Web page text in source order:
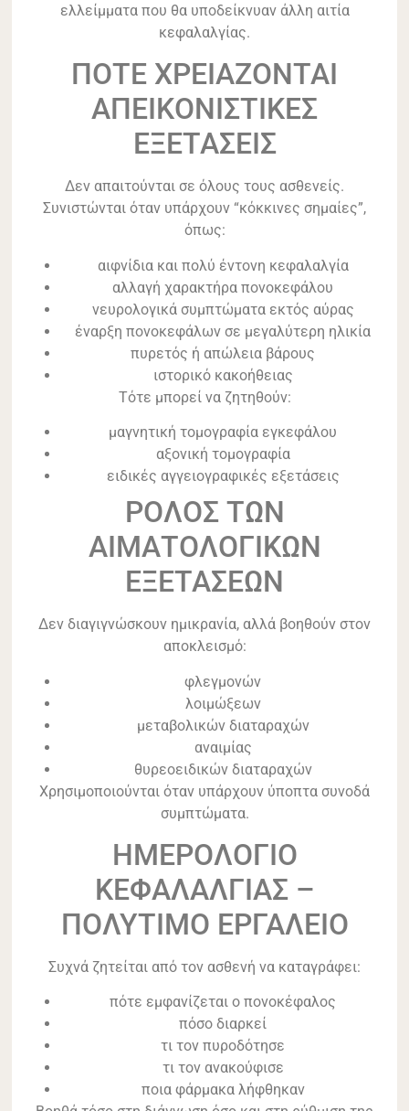
ελλείμματα που θα υποδείκνυαν άλλη αιτία
κεφαλαλγίας.
ΠΟΤΕ ΧΡΕΙΑΖΟΝΤΑΙ
ΑΠΕΙΚΟΝΙΣΤΙΚΕΣ
ΕΞΕΤΑΣΕΙΣ
Δεν απαιτούνται σε όλους τους ασθενείς.
Συνιστώνται όταν υπάρχουν “κόκκινες σημαίες”,
όπως:
αιφνίδια και πολύ έντονη κεφαλαλγία
αλλαγή χαρακτήρα πονοκεφάλου
νευρολογικά συμπτώματα εκτός αύρας
έναρξη πονοκεφάλων σε μεγαλύτερη ηλικία
πυρετός ή απώλεια βάρους
ιστορικό κακοήθειας
Τότε μπορεί να ζητηθούν:
μαγνητική τομογραφία εγκεφάλου
αξονική τομογραφία
ειδικές αγγειογραφικές εξετάσεις
ΡΟΛΟΣ ΤΩΝ
ΑΙΜΑΤΟΛΟΓΙΚΩΝ
ΕΞΕΤΑΣΕΩΝ
Δεν διαγιγνώσκουν ημικρανία, αλλά βοηθούν στον
αποκλεισμό:
φλεγμονών
λοιμώξεων
μεταβολικών διαταραχών
αναιμίας
θυρεοειδικών διαταραχών
Χρησιμοποιούνται όταν υπάρχουν ύποπτα συνοδά
συμπτώματα.
ΗΜΕΡΟΛΟΓΙΟ
ΚΕΦΑΛΑΛΓΙΑΣ –
ΠΟΛΥΤΙΜΟ ΕΡΓΑΛΕΙΟ
Συχνά ζητείται από τον ασθενή να καταγράφει:
πότε εμφανίζεται ο πονοκέφαλος
πόσο διαρκεί
τι τον πυροδότησε
τι τον ανακούφισε
ποια φάρμακα λήφθηκαν